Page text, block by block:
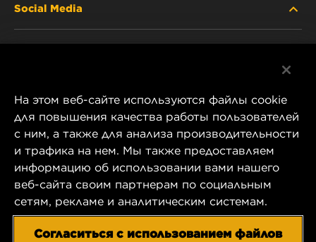
CAREER
COMPANY STORE
DATA PRIVACY
Social Media
Instagram
YouTube
1 Wix Way
P.O. Box 1967
Gastonia, NC 28054
US Product & Customer Service:
На этом веб-сайте используются файлы cookie
для повышения качества работы пользователей
с ним, а также для анализа производительности
и трафика на нем. Мы также предоставляем
информацию об использовании вами нашего
веб-сайта своим партнерам по социальным
сетям, рекламе и аналитическим системам.
Согласиться с использованием файлов